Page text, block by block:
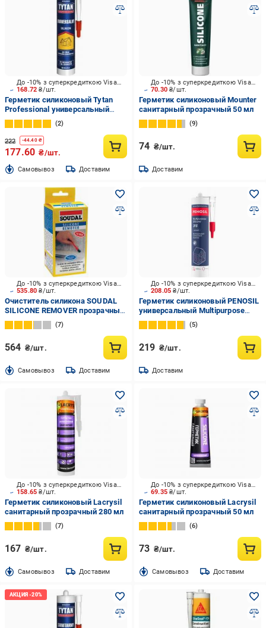
168.72₴/шт.
До -10% з суперкредиткою Visa Вигода
Герметик силиконовый Tytan
Professional универсальный
прозрачный 280 мл
2
222 -44.40₴
177.60 ₴/шт.
Cамовывоз Доставим
70.30₴/шт.
До -10% з суперкредиткою Visa Вигода
Герметик силиконовый Mounter
санитарный прозрачный 50 мл
9
74 ₴/шт.
Доставим
535.80₴/шт.
До -10% з суперкредиткою Visa Вигода
Очиститель силикона SOUDAL
SILICONE REMOVER прозрачный
100 мл
7
564 ₴/шт.
Cамовывоз Доставим
208.05₴/шт.
До -10% з суперкредиткою Visa Вигода
Герметик силиконовый PENOSIL
универсальный Multipurpose
Silicone 315 прозрачный 310 мл
5
219 ₴/шт.
Доставим
158.65₴/шт.
До -10% з суперкредиткою Visa Вигода
Герметик силиконовый Lacrysil
санитарный прозрачный 280 мл
7
167 ₴/шт.
Cамовывоз Доставим
69.35₴/шт.
До -10% з суперкредиткою Visa Вигода
Герметик силиконовый Lacrysil
санитарный прозрачный 50 мл
6
73 ₴/шт.
Cамовывоз Доставим